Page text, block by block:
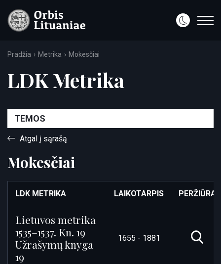
Pradžia Metrika Mokesčiai
LDK Metrika
TEMOS
Atgal į sąrašą
Mokesčiai
LDK METRIKA LAIKOTARPIS PERŽIŪRA
Lietuvos metrika
1535–1537. Kn. 19
Užrašymų knyga
19
1655 - 1881